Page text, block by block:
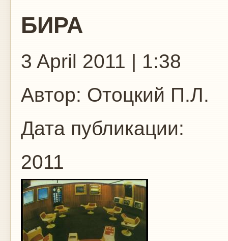
БИРА
3 April 2011 | 1:38
Автор: Отоцкий П.Л.
Дата публикации:
2011